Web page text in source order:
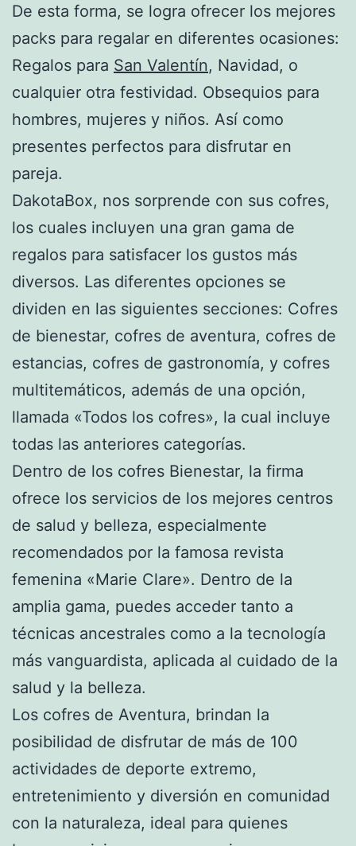
De esta forma, se logra ofrecer los mejores
packs para regalar en diferentes ocasiones:
Regalos para San Valentín, Navidad, o
cualquier otra festividad. Obsequios para
hombres, mujeres y niños. Así como
presentes perfectos para disfrutar en
pareja.
DakotaBox, nos sorprende con sus cofres,
los cuales incluyen una gran gama de
regalos para satisfacer los gustos más
diversos. Las diferentes opciones se
dividen en las siguientes secciones: Cofres
de bienestar, cofres de aventura, cofres de
estancias, cofres de gastronomía, y cofres
multitemáticos, además de una opción,
llamada «Todos los cofres», la cual incluye
todas las anteriores categorías.
Dentro de los cofres Bienestar, la firma
ofrece los servicios de los mejores centros
de salud y belleza, especialmente
recomendados por la famosa revista
femenina «Marie Clare». Dentro de la
amplia gama, puedes acceder tanto a
técnicas ancestrales como a la tecnología
más vanguardista, aplicada al cuidado de la
salud y la belleza.
Los cofres de Aventura, brindan la
posibilidad de disfrutar de más de 100
actividades de deporte extremo,
entretenimiento y diversión en comunidad
con la naturaleza, ideal para quienes